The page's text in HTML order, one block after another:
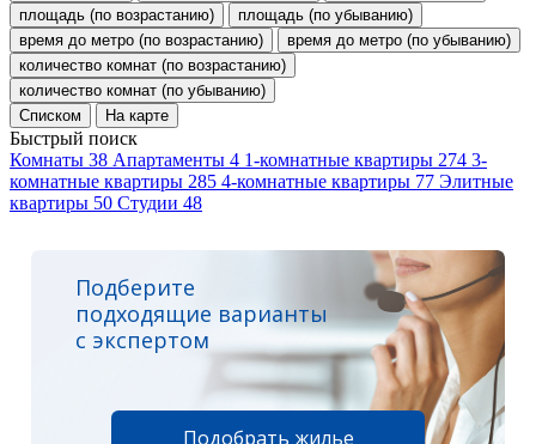
площадь (по возрастанию)
площадь (по убыванию)
время до метро (по возрастанию)
время до метро (по убыванию)
количество комнат (по возрастанию)
количество комнат (по убыванию)
Списком
На карте
Быстрый поиск
Комнаты 38 Апартаменты 4 1-комнатные квартиры 274 3-
комнатные квартиры 285 4-комнатные квартиры 77 Элитные
квартиры 50 Студии 48
Подберите
подходящие варианты
с экспертом
Подобрать жилье